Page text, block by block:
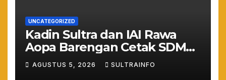
UNCATEGORIZED
Kadin Sultra dan IAI Rawa
Aopa Barengan Cetak SDM
Siap Kerja dan Wirausaha
Muda
AGUSTUS 5, 2026 SULTRAINFO